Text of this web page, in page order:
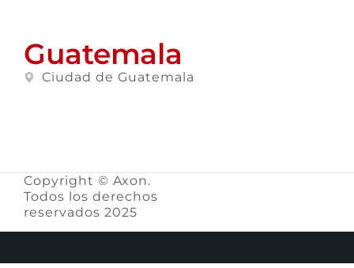
Guatemala
Ciudad de Guatemala
Copyright © Axon.
Todos los derechos
reservados 2025